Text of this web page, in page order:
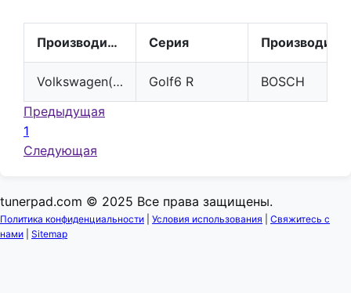
Производитель Серия
Volkswagen(VW) Golf6 R
BOSCH
Предыдущая
1
Следующая
tunerpad.com © 2025 Все права защищены.
Политика конфиденциальности Условия использования
Свяжитесь с
нами
Sitemap